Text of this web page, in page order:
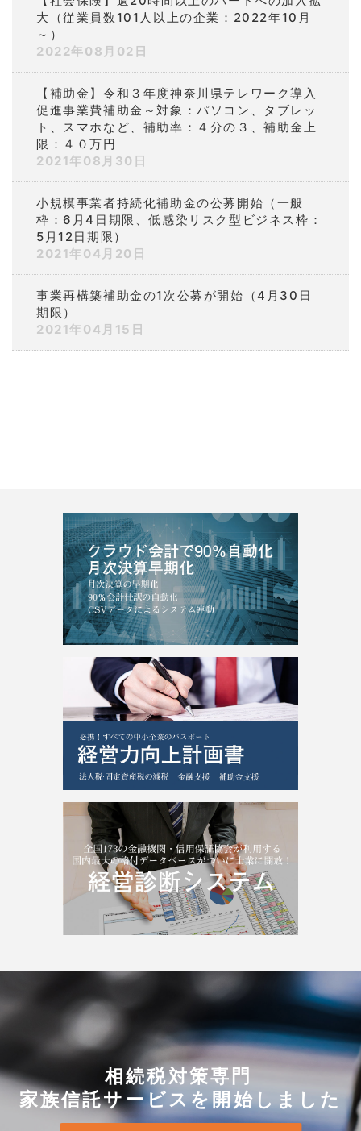
大（従業員数101人以上の企業：2022年10月
～）
2022年08月02日
【補助金】令和３年度神奈川県テレワーク導入
促進事業費補助金～対象：パソコン、タブレッ
ト、スマホなど、補助率：４分の３、補助金上
限：４０万円
2021年08月30日
小規模事業者持続化補助金の公募開始（一般
枠：6月4日期限、低感染リスク型ビジネス枠：
5月12日期限）
2021年04月20日
事業再構築補助金の1次公募が開始（4月30日
期限）
2021年04月15日
相続税対策専門
家族信託サービスを開始しました